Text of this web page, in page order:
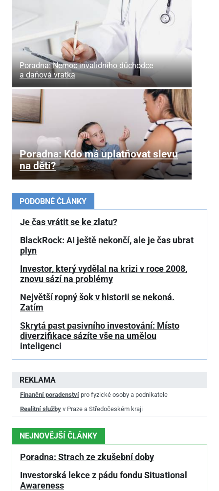
Poradna: Nemoc invalidního důchodce
a daňová vratka
Poradna: Kdo má uplatňovat slevu
na děti?
REKLAMA
Finanční poradenství pro fyzické osoby a podnikatele
Realitní služby v Praze a Středočeském kraji
NEJNOVĚJŠÍ ČLÁNKY
Poradna: Strach ze zkušební doby
Investorská lekce z pádu fondu Situational
Awareness
PODOBNÉ ČLÁNKY
Je čas vrátit se ke zlatu?
BlackRock: AI ještě nekončí, ale je čas ubrat
plyn
Investor, který vydělal na krizi v roce 2008,
znovu sází na problémy
Největší ropný šok v historii se nekoná.
Zatím
Skrytá past pasivního investování: Místo
diverzifikace sázíte vše na umělou
inteligenci